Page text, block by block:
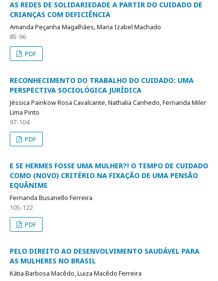
AS REDES DE SOLIDARIEDADE A PARTIR DO CUIDADO DE
CRIANÇAS COM DEFICIÊNCIA
Amanda Peçanha Magalhães, Maria Izabel Machado
85-96
PDF
RECONHECIMENTO DO TRABALHO DO CUIDADO: UMA
PERSPECTIVA SOCIOLÓGICA JURÍDICA
Jéssica Painkow Rosa Cavalcante, Nathalia Canhedo, Fernanda Miler
Lima Pinto
97-104
PDF
E SE HERMES FOSSE UMA MULHER?! O TEMPO DE CUIDADO
COMO (NOVO) CRITÉRIO NA FIXAÇÃO DE UMA PENSÃO
EQUÂNIME
Fernanda Busanello Ferreira
105-122
PDF
PELO DIREITO AO DESENVOLVIMENTO SAUDÁVEL PARA
AS MULHERES NO BRASIL
Kátia Barbosa Macêdo, Luiza Macêdo Ferreira